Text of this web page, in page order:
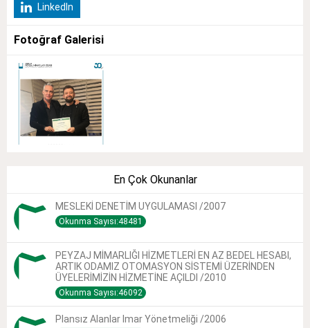
LinkedIn
Fotoğraf Galerisi
En Çok Okunanlar
MESLEKİ DENETİM UYGULAMASI /2007
Okunma Sayısı:48481
PEYZAJ MİMARLIĞI HİZMETLERİ EN AZ BEDEL HESABI,
ARTIK ODAMIZ OTOMASYON SİSTEMİ ÜZERİNDEN
ÜYELERİMİZİN HİZMETİNE AÇILDI /2010
Okunma Sayısı:46092
Plansız Alanlar Imar Yönetmeliği /2006